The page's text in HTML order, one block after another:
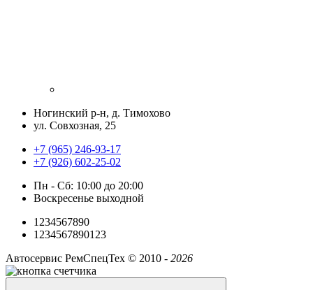
Ногинский р-н, д. Тимохово
ул. Совхозная, 25
+7 (965) 246-93-17
+7 (926) 602-25-02
Пн - Сб: 10:00 до 20:00
Воскресенье выходной
1234567890
1234567890123
Автосервис РемСпецТех © 2010 - 2026